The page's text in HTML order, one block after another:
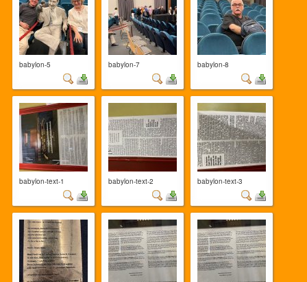
babylon-5 babylon-7 babylon-8
babylon-text-1 babylon-text-2 babylon-text-3